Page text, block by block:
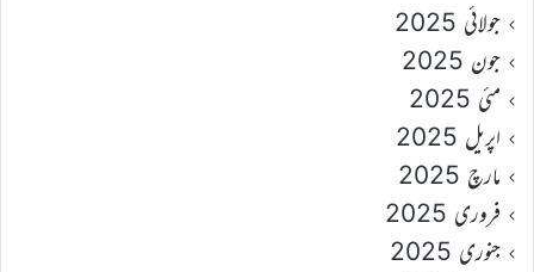
جولائی 2025
جون 2025
مئی 2025
اپریل 2025
مارچ 2025
فروری 2025
جنوری 2025